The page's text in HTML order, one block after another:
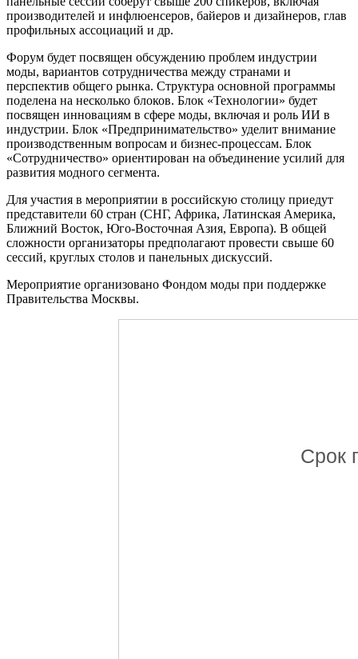
производителей и инфлюенсеров, байеров и дизайнеров, глав
профильных ассоциаций и др.
Форум будет посвящен обсуждению проблем индустрии
моды, вариантов сотрудничества между странами и
перспектив общего рынка. Структура основной программы
поделена на несколько блоков. Блок «Технологии» будет
посвящен инновациям в сфере моды, включая и роль ИИ в
индустрии. Блок «Предпринимательство» уделит внимание
производственным вопросам и бизнес-процессам. Блок
«Сотрудничество» ориентирован на объединение усилий для
развития модного сегмента.
Для участия в мероприятии в российскую столицу приедут
представители 60 стран (СНГ, Африка, Латинская Америка,
Ближний Восток, Юго-Восточная Азия, Европа). В общей
сложности организаторы предполагают провести свыше 60
сессий, круглых столов и панельных дискуссий.
Мероприятие организовано Фондом моды при поддержке
Правительства Москвы.